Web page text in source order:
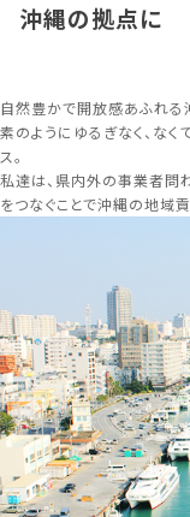
沖縄の拠点に
自然豊かで開放感あふれる
素のようにゆるぎなく、な
ス。
私達は、県内外の事業者問
をつなぐことで沖縄の地域